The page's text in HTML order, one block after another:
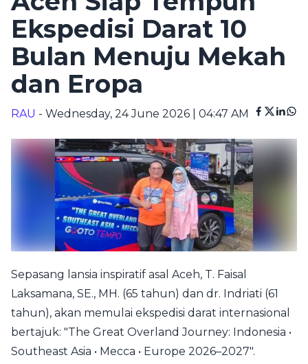
Ekspedisi Darat 10
Bulan Menuju Mekah
dan Eropa
RAU - Wednesday, 24 June 2026 | 04:47 AM
Sepasang lansia inspiratif asal Aceh, T. Faisal
Laksamana, SE., MH. (65 tahun) dan dr. Indriati (61
tahun), akan memulai ekspedisi darat internasional
bertajuk: "The Great Overland Journey: Indonesia •
Southeast Asia • Mecca • Europe 2026–2027".